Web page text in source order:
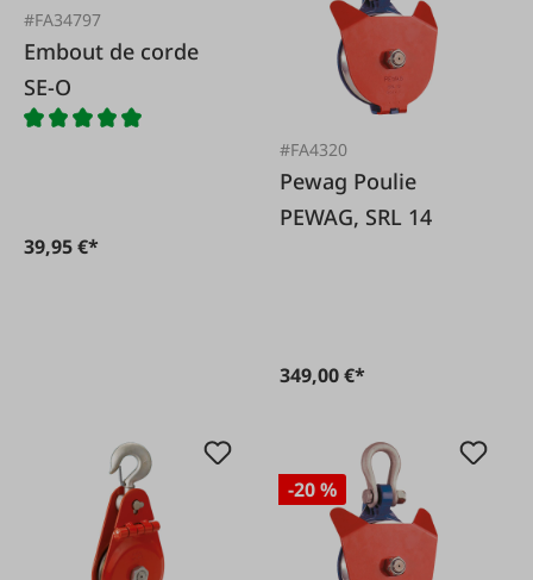
#FA34797
Embout de corde
SE-O
39,95 €*
#FA4320
Pewag Poulie
PEWAG, SRL 14
349,00 €*
-20 %